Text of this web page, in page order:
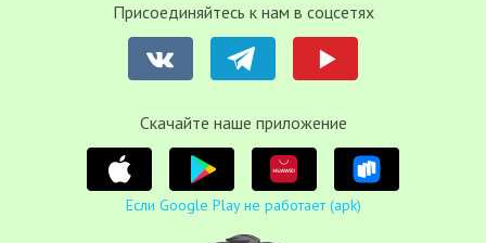
Присоединяйтесь к нам в соцсетях
Cкачайте наше приложение
Если Google Play не работает (apk)